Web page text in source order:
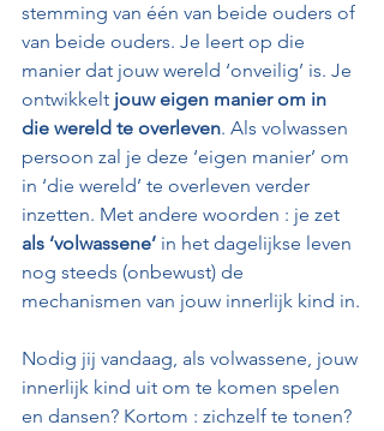
stemming van één van beide ouders of
van beide ouders. Je leert op die
manier dat jouw wereld ‘onveilig’ is. Je
ontwikkelt jouw eigen manier om in
die wereld te overleven. Als volwassen
persoon zal je deze ‘eigen manier’ om
in ‘die wereld’ te overleven verder
inzetten. Met andere woorden : je zet
als ‘volwassene’ in het dagelijkse leven
nog steeds (onbewust) de
mechanismen van jouw innerlijk kind in.
Nodig jij vandaag, als volwassene, jouw
innerlijk kind uit om te komen spelen
en dansen? Kortom : zichzelf te tonen?